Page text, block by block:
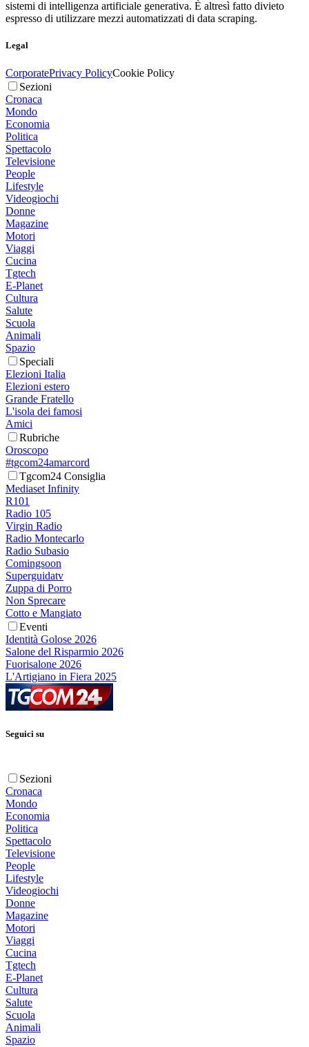
sistemi di intelligenza artificiale generativa. È altresì fatto divieto
espresso di utilizzare mezzi automatizzati di data scraping.
Legal
CorporatePrivacy PolicyCookie Policy
Sezioni
Cronaca
Mondo
Economia
Politica
Spettacolo
Televisione
People
Lifestyle
Videogiochi
Donne
Magazine
Motori
Viaggi
Cucina
Tgtech
E-Planet
Cultura
Salute
Scuola
Animali
Spazio
Speciali
Elezioni Italia
Elezioni estero
Grande Fratello
L'isola dei famosi
Amici
Rubriche
Oroscopo
#tgcom24amarcord
Tgcom24 Consiglia
Mediaset Infinity
R101
Radio 105
Virgin Radio
Radio Montecarlo
Radio Subasio
Comingsoon
Superguidatv
Zuppa di Porro
Non Sprecare
Cotto e Mangiato
Eventi
Identità Golose 2026
Salone del Risparmio 2026
Fuorisalone 2026
L'Artigiano in Fiera 2025
Seguici su
Sezioni
Cronaca
Mondo
Economia
Politica
Spettacolo
Televisione
People
Lifestyle
Videogiochi
Donne
Magazine
Motori
Viaggi
Cucina
Tgtech
E-Planet
Cultura
Salute
Scuola
Animali
Spazio